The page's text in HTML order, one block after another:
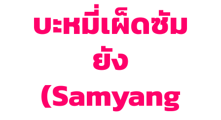
บะหมี่เผ็ดซัม
ยัง
(Samyang